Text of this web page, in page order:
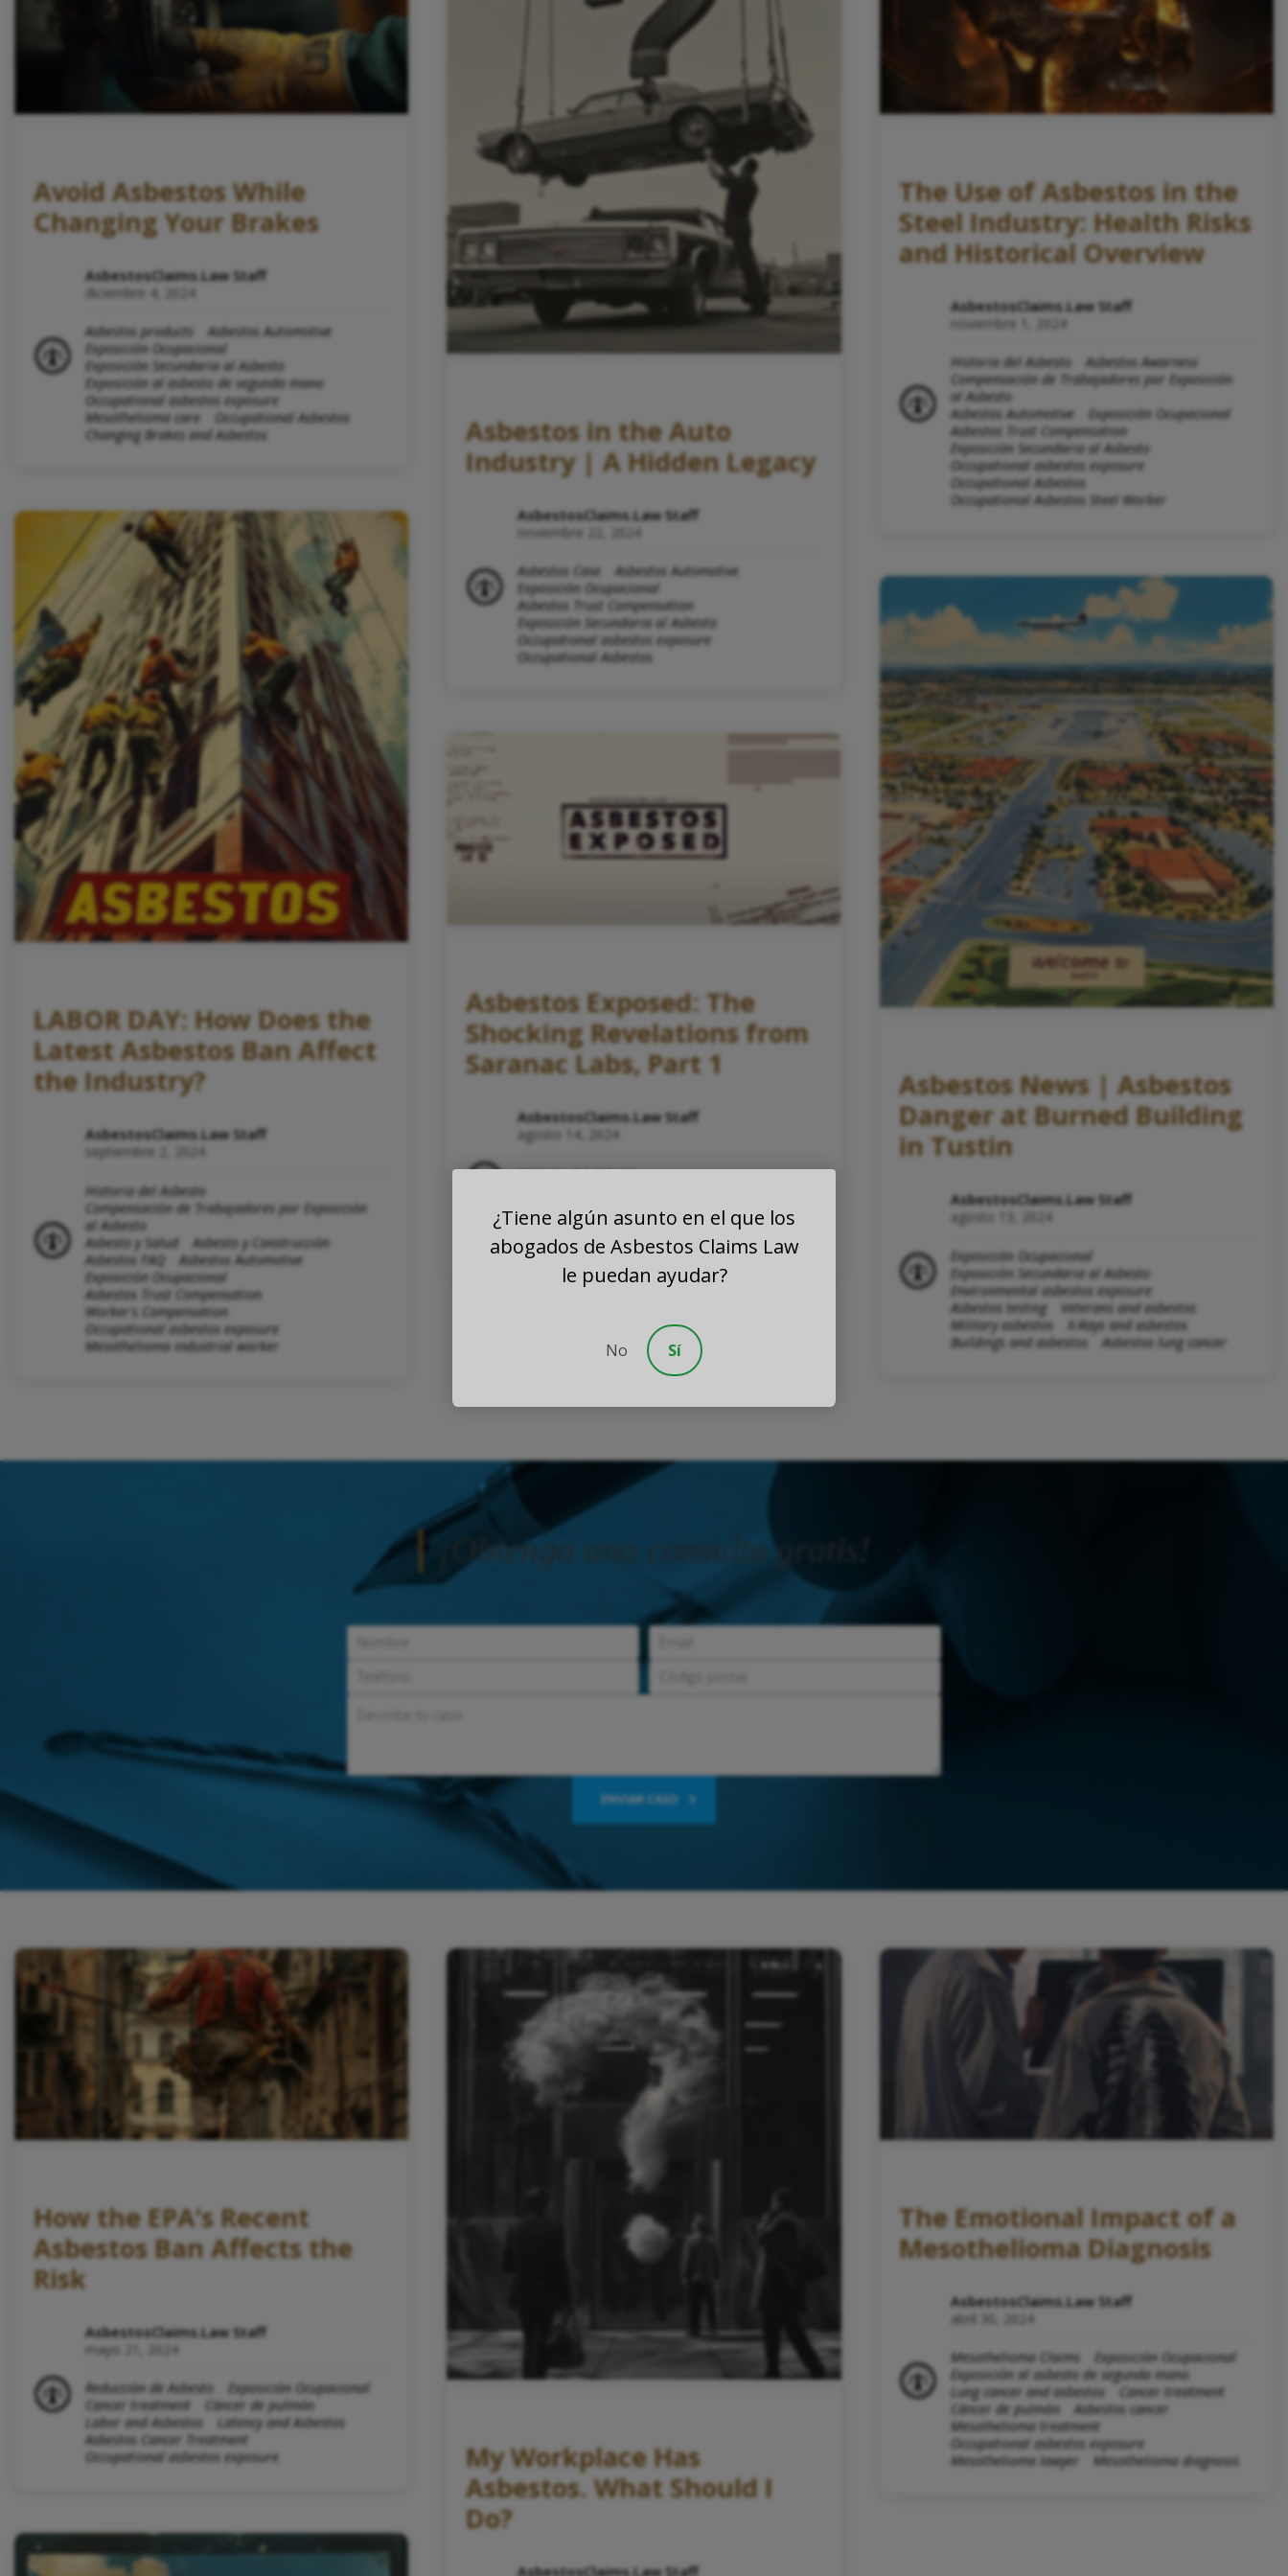
Avoid Asbestos While
Changing Your Brakes
AsbestosClaims.Law Staff
diciembre 4, 2024
Asbestos products
Asbestos Automotive
Exposición Ocupacional
Exposición Secundaria al Asbesto
Exposición al asbesto de segunda mano
Occupational asbestos exposure
Mesothelioma care
Occupational Asbestos
Changing Brakes and Asbestos
LABOR DAY: How Does the
Latest Asbestos Ban Affect
the Industry?
AsbestosClaims.Law Staff
septiembre 2, 2024
Historia del Asbesto
Compensación de Trabajadores por Exposición
al Asbesto
Asbesto y Salud
Asbesto y Construcción
Asbestos FAQ
Asbestos Automotive
Exposición Ocupacional
Asbestos Trust Compensation
Worker's Compensation
Occupational asbestos exposure
Mesothelioma industrial worker
Asbestos in the Auto
Industry | A Hidden Legacy
AsbestosClaims.Law Staff
noviembre 22, 2024
Asbestos Case
Asbestos Automotive
Exposición Ocupacional
Asbestos Trust Compensation
Exposición Secundaria al Asbesto
Occupational asbestos exposure
Occupational Asbestos
Asbestos Exposed: The
Shocking Revelations from
Saranac Labs, Part 1
AsbestosClaims.Law Staff
agosto 14, 2024
Historia del Asbesto
al Asbesto
Aprendizaje de Asbesto
Exposición Ocupacional
Asbestos legal learning
The Use of Asbestos in the
Steel Industry: Health Risks
and Historical Overview
AsbestosClaims.Law Staff
noviembre 1, 2024
Historia del Asbesto
Asbestos Awarness
Compensación de Trabajadores por Exposición
al Asbesto
Asbestos Automotive
Exposición Ocupacional
Asbestos Trust Compensation
Exposición Secundaria al Asbesto
Occupational asbestos exposure
Occupational Asbestos
Occupational Asbestos Steel Worker
Asbestos News | Asbestos
Danger at Burned Building
in Tustin
AsbestosClaims.Law Staff
agosto 13, 2024
Exposición Ocupacional
Exposición Secundaria al Asbesto
Environmental asbestos exposure
Asbestos testing
Veterans and asbestos
Military asbestos
X-Rays and asbestos
Buildings and asbestos
Asbestos lung cancer
¡Obtenga una consulta gratis!
ENVIAR CASO
How the EPA’s Recent
Asbestos Ban Affects the
Risk
AsbestosClaims.Law Staff
mayo 21, 2024
Reducción de Asbesto
Exposición Ocupacional
Cancer treatment
Cáncer de pulmón
Labor and Asbestos
Latency and Asbestos
Asbestos Cancer Treatment
Occupational asbestos exposure
My Workplace Has
Asbestos. What Should I
Do?
AsbestosClaims.Law Staff
The Emotional Impact of a
Mesothelioma Diagnosis
AsbestosClaims.Law Staff
abril 30, 2024
Mesothelioma Claims
Exposición Ocupacional
Exposición al asbesto de segunda mano
Lung cancer and asbestos
Cancer treatment
Cáncer de pulmón
Asbestos cancer
Mesothelioma treatment
Occupational asbestos exposure
Mesothelioma lawyer
Mesothelioma diagnosis
¿Tiene algún asunto en el que los
abogados de Asbestos Claims Law
le puedan ayudar?
No Sí